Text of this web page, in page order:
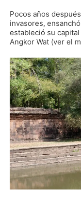
Pocos años
invasores,
estableció su capital
Angkor Wat (ver el